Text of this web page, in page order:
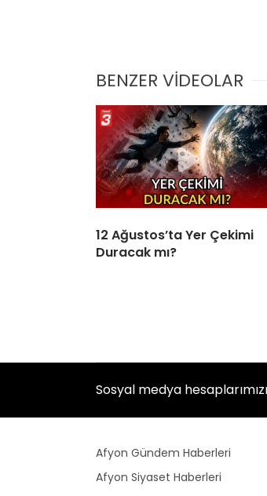
BENZER VİDEOLAR
12 Ağustos’ta Yer Çekimi
Duracak mı?
Sosyal medya
Afyon Gündem Haberleri
Afyon Siyaset Haberleri